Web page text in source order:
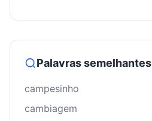
Palavras semelhantes
campesinho
cambiagem